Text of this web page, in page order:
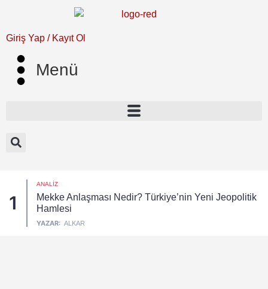
Giriş Yap / Kayıt Ol
Menü
1
ANALIZ
Mekke Anlaşması Nedir? Türkiye’nin Yeni Jeopolitik
Hamlesi
YAZAR: ALKAR